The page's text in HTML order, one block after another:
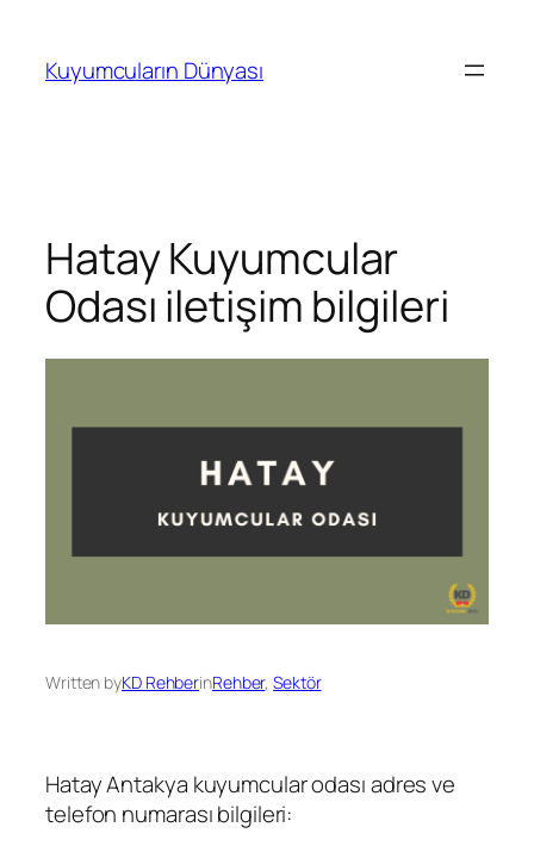
Kuyumcuların Dünyası
Hatay Kuyumcular
Odası iletişim bilgileri
Written byKD RehberinRehber, Sektör
Hatay Antakya kuyumcular odası adres ve
telefon numarası bilgileri: